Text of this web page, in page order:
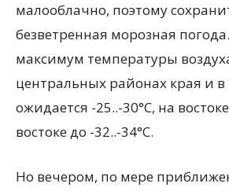
малооблачно, поэтому
безветренная морозная
максимум температуры
центральных районах края и
ожидается -25..-30°С, на
востоке до -32..-34°С.
Но вечером, по мере